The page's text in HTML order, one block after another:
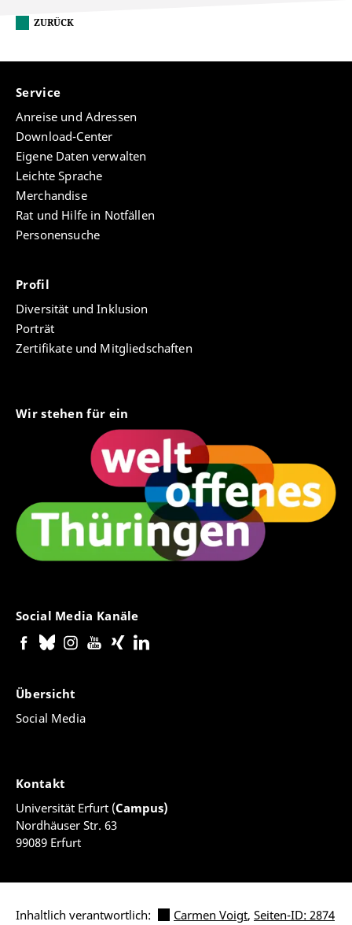
ZURÜCK
Service
Anreise und Adressen
Download-Center
Eigene Daten verwalten
Leichte Sprache
Merchandise
Rat und Hilfe in Notfällen
Personensuche
Profil
Diversität und Inklusion
Porträt
Zertifikate und Mitgliedschaften
Wir stehen für ein
Social Media Kanäle
Übersicht
Social Media
Kontakt
Universität Erfurt (Campus)
Nordhäuser Str. 63
99089 Erfurt
Inhaltlich verantwortlich: Carmen Voigt, Seiten-ID: 2874